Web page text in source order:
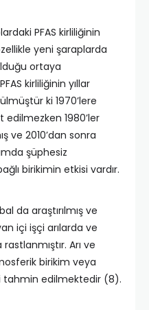
PFAS kirliliğinin
yeni şaraplarda
ortaya
kirliliğinin yıllar
ki 1970’lere
edilmezken 1980’ler
ve 2010’dan sonra
şüphesiz
birikimin etkisi vardır.
da araştırılmış ve
içi işçi arılarda ve
Arı ve
birikim veya
tahmin edilmektedir (8).